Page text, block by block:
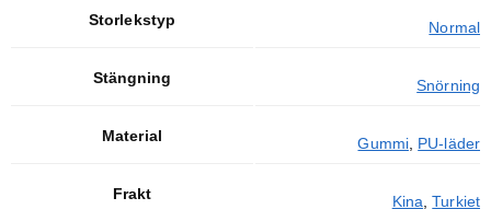
Storlekstyp Normal
Stängning Snörning
Material Gummi, PU-läder
Frakt Kina ,Turkiet